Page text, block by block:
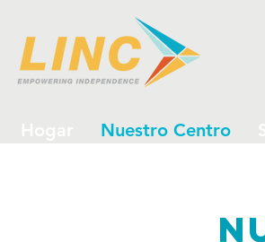
Nuestro Centro